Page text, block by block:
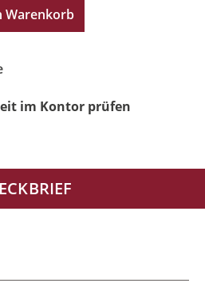
Warenkorb
im Kontor prüfen